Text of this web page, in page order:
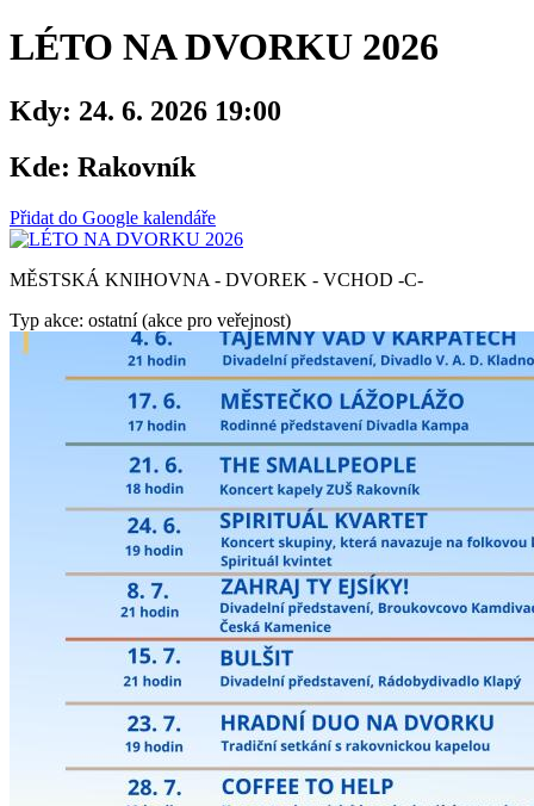
LÉTO NA DVORKU 2026
Kdy: 24. 6. 2026 19:00
Kde: Rakovník
Přidat do Google kalendáře
MĚSTSKÁ KNIHOVNA - DVOREK - VCHOD -C-
Typ akce: ostatní (akce pro veřejnost)